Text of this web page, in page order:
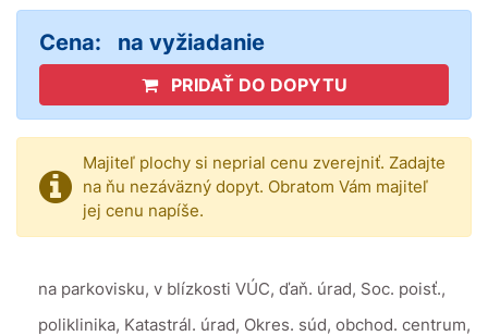
Cena: na vyžiadanie
PRIDAŤ DO DOPYTU
Majiteľ plochy si neprial cenu zverejniť. Zadajte
na ňu nezáväzný dopyt. Obratom Vám majiteľ
jej cenu napíše.
na parkovisku, v blízkosti VÚC, ďaň. úrad, Soc. poisť.,
poliklinika, Katastrál. úrad, Okres. súd, obchod. centrum,